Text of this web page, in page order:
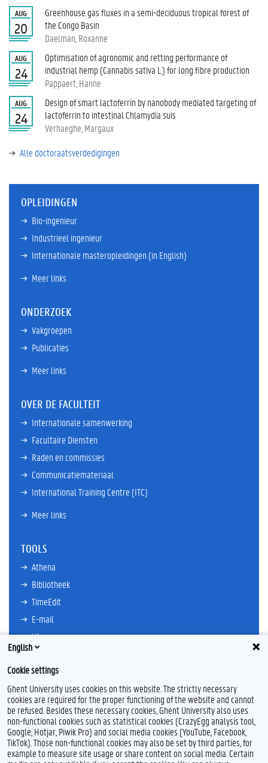
AUG
20
Greenhouse gas fluxes in a semi-deciduous tropical forest of
the Congo Basin
Daelman, Roxanne
AUG
24
Optimisation of agronomic and retting performance of
industrial hemp (Cannabis sativa L.) for long fibre production
Pappaert, Hanne
AUG
24
Design of smart lactoferrin by nanobody mediated targeting of
lactoferrin to intestinal Chlamydia suis
Verhaeghe, Margaux
Alle doctoraatsverdedigingen
OPLEIDINGEN
Bio-ingenieur
Industrieel ingenieur
Internationale masteropleidingen (in English)
Meer links
ONDERZOEK
Vakgroepen
Publicaties
Meer links
OVER DE FACULTEIT
Internationale samenwerking
Facultaire Diensten
Raden en commissies
Communicatiemateriaal
International Training Centre (ITC)
Meer links
TOOLS
Athena
Bibliotheek
TimeEdit
E-mail
Ufora
Oasis
Research Explorer
F
a
c
e
T
w
i
t
L
i
n
k
I
n
s
t
Feedback
English
Cookie settings
Ghent University uses cookies on this website. The strictly necessary
cookies are required for the proper functioning of the website and cannot
be refused. Besides these necessary cookies, Ghent University also uses
non-functional cookies such as statistical cookies (CrazyEgg analysis tool,
Google, Hotjar, Piwik Pro) and social media cookies (YouTube, Facebook,
TikTok). Those non-functional cookies may also be set by third parties, for
example to measure site usage or share content on social media. Certain